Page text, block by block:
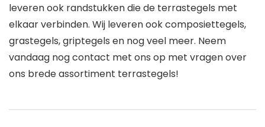
leveren ook randstukken die de terrastegels met
elkaar verbinden. Wij leveren ook composiettegels,
grastegels, griptegels en nog veel meer. Neem
vandaag nog contact met ons op met vragen over
ons brede assortiment terrastegels!